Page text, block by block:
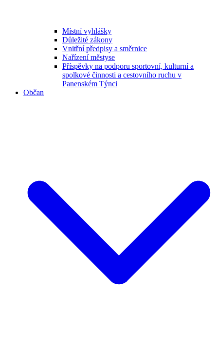
Místní vyhlášky
Důležité zákony
Vnitřní předpisy a směrnice
Nařízení městyse
Příspěvky na podporu sportovní, kulturní a
spolkové činnosti a cestovního ruchu v
Panenském Týnci
Občan